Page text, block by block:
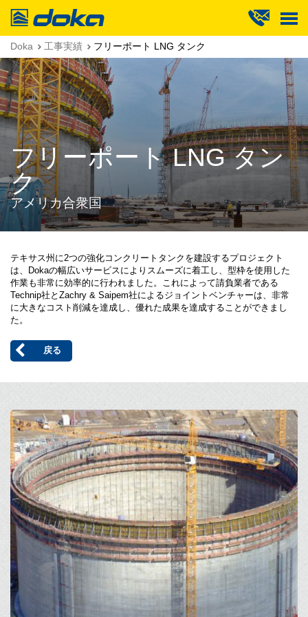
Doka
Doka 工事実績 フリーポート LNG タンク
フリーポート LNG タン
ク
アメリカ合衆国
テキサス州に2つの強化コンクリートタンクを建設するプロジェクト
は、Dokaの幅広いサービスによりスムーズに着工し、型枠を使用した
作業も非常に効率的に行われました。これによって請負業者である
Technip社とZachry & Saipem社によるジョイントベンチャーは、非常
に大きなコスト削減を達成し、優れた成果を達成することができまし
た。
戻る
Open